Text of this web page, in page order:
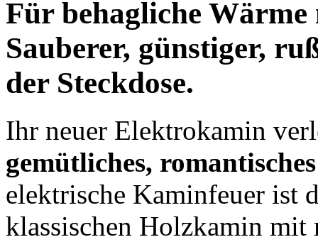
Für behagliche Wärme
Sauberer, günstiger,
der Steckdose.
Ihr neuer Elektrokamin
gemütliches,
elektrische Kaminfeuer ist
klassischen Holzkamin